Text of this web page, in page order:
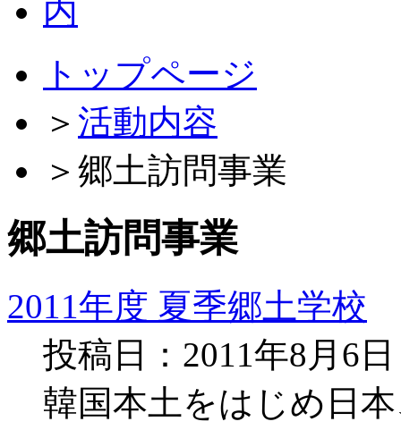
トップページ
＞ 活動内容
＞ 郷土訪問事業
郷土訪問事業
2011年度 夏季郷土学校
投稿日：2011年8月6
韓国本土をはじめ日